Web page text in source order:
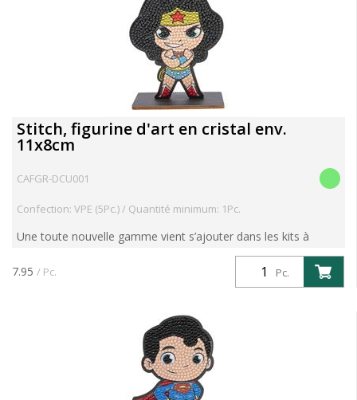
Stitch, figurine d'art en cristal env.
11x8cm
CAFGR-DCU001
Confection: VPE (5Pc.) / Quantité minimum: 1Pc.
Une toute nouvelle gamme vient s’ajouter dans les kits à
diamanter : les Figurines Crystal Art. Unconcept unique et
ludique : des figurines en bois à réaliser soi-même av...
Pc.
7.95 / Pc.